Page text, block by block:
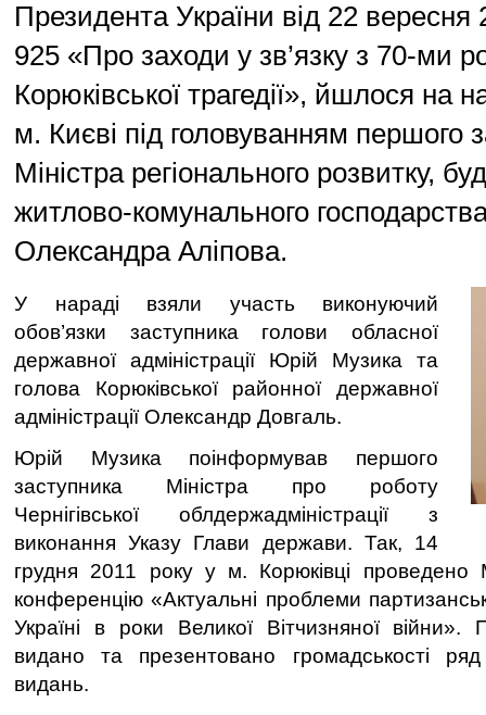
Президента України від 22
925 «Про заходи у зв’язку з 70-ми
Корюківської трагедії», йшлося на
м. Києві під головуванням першого
Міністра регіонального розвитку,
житлово-комунального
Олександра Аліпова.
У нараді взяли участь виконуючий
обов’язки заступника голови обласної
державної адміністрації Юрій Музика та
голова Корюківської районної державної
адміністрації Олександр Довгаль.
Юрій Музика поінформував першого
заступника Міністра про роботу
Чернігівської облдержадміністрації з
виконання Указу Глави держави. Так, 14
грудня 2011 року у м. Корюківці проведено
конференцію «Актуальні проблеми
Україні в роки Великої Вітчизняної
видано та презентовано громадськості ряд
видань.